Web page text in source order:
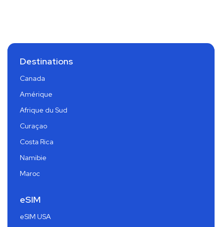
Destinations
Canada
Amérique
Afrique du Sud
Curaçao
Costa Rica
Namibie
Maroc
eSIM
eSIM USA